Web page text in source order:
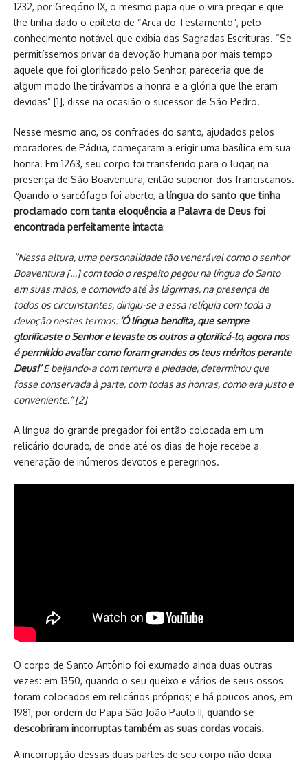
1232, por Gregório IX, o mesmo papa que o vira pregar e que
lhe tinha dado o epíteto de “Arca do Testamento”, pelo
conhecimento notável que exibia das Sagradas Escrituras. “Se
permitíssemos privar da devoção humana por mais tempo
aquele que foi glorificado pelo Senhor, pareceria que de
algum modo lhe tirávamos a honra e a glória que lhe eram
devidas” [1], disse na ocasião o sucessor de São Pedro.
Nesse mesmo ano, os confrades do santo, ajudados pelos
moradores de Pádua, começaram a erigir uma basílica em sua
honra. Em 1263, seu corpo foi transferido para o lugar, na
presença de São Boaventura, então superior dos franciscanos.
Quando o sarcófago foi aberto, a língua do santo que tinha
proclamado com tanta eloquência a Palavra de Deus foi
encontrada perfeitamente intacta:
“Nessa altura, uma personalidade tão venerável como o senhor
Boaventura […] com todo o respeito pegou na língua do Santo
em suas mãos, e comovido até às lágrimas, na presença de
todos os circunstantes, dirigiu-se a essa relíquia com toda a
devoção nestes termos:‘Ó língua bendita, que sempre
glorificaste o Senhor e levaste os outros a glorificá-lo, agora nos
é permitido avaliar como foram grandes os teus méritos perante
Deus!’E beijando-a com ternura e piedade, determinou que
fosse conservada à parte, com todas as honras, como era justo e
conveniente.” [2]
A língua do grande pregador foi então colocada em um
relicário dourado, de onde até os dias de hoje recebe a
veneração de inúmeros devotos e peregrinos.
O corpo de Santo Antônio foi exumado ainda duas outras
vezes: em 1350, quando o seu queixo e vários de seus ossos
foram colocados em relicários próprios; e há poucos anos, em
1981, por ordem do Papa São João Paulo II, quando se
descobriram incorruptas também as suas cordas vocais.
A incorrupção dessas duas partes de seu corpo não deixa